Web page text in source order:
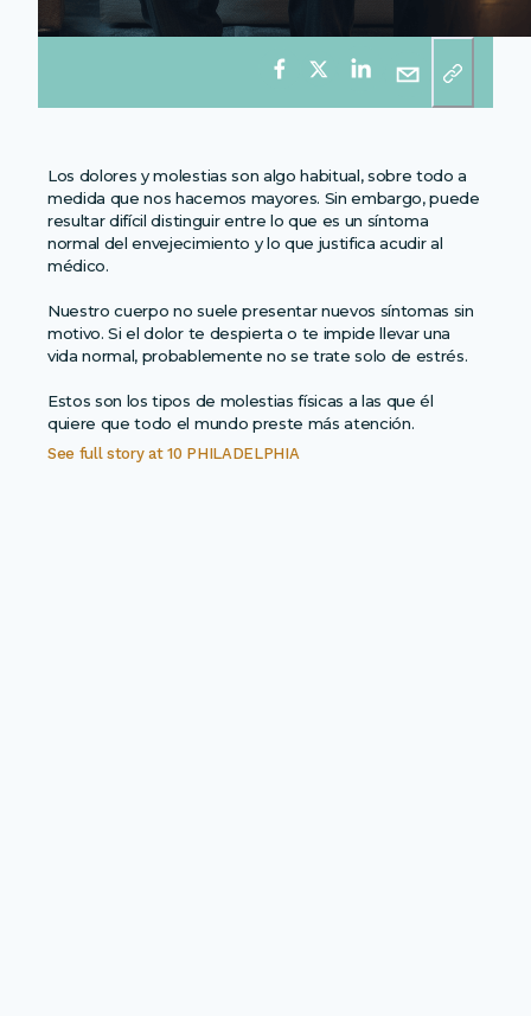
Los dolores y molestias son algo habitual, sobre todo a
medida que nos hacemos mayores. Sin embargo, puede
resultar difícil distinguir entre lo que es un síntoma
normal del envejecimiento y lo que justifica acudir al
médico.
Nuestro cuerpo no suele presentar nuevos síntomas sin
motivo. Si el dolor te despierta o te impide llevar una
vida normal, probablemente no se trate solo de estrés.
Estos son los tipos de molestias físicas a las que él
quiere que todo el mundo preste más atención.
See full story at10 PHILADELPHIA